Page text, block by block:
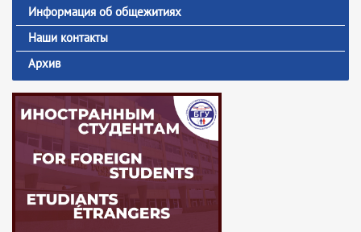
Информация об общежитиях
Наши контакты
Архив